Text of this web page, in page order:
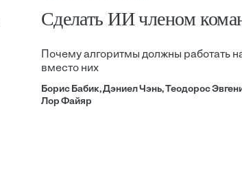
Сделать ИИ членом
Почему алгоритмы должны работать
вместо них
Борис Бабик, Дэниел Чэнь, Теодорос
Лор Файяр